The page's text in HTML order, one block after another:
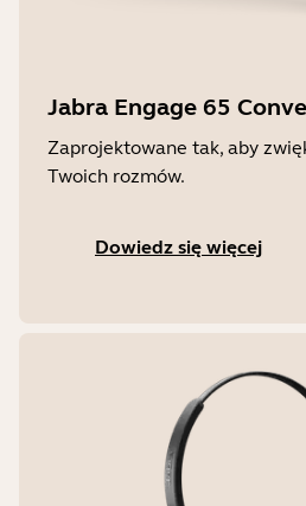
Jabra Engage 65
Zaprojektowane tak, aby
Twoich rozmów.
Dowiedz się więcej